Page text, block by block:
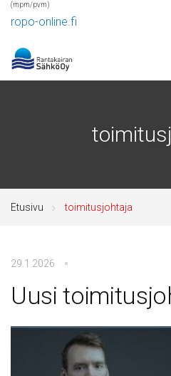
(mpm/pvm)
ropo-online.fi
Etusivu toimitusjohtaja
29.1.2026
Uusi